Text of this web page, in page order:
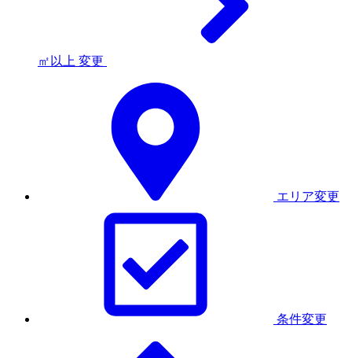
㎡以上 変更
エリア変更
条件変更